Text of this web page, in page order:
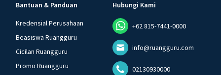
Bantuan & Panduan
Kredensial Perusahaan
Beasiswa Ruangguru
Cicilan Ruangguru
Promo Ruangguru
Hubungi Kami
+62 815-7441-0000
info@ruangguru.com
02130930000